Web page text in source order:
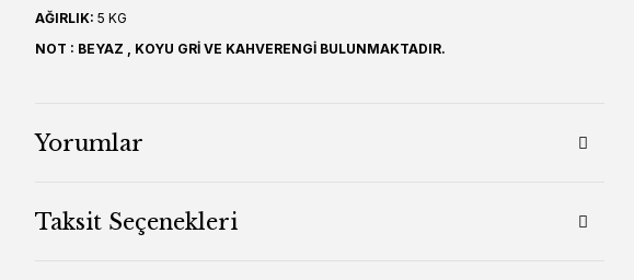
AĞIRLIK: 5 KG
NOT : BEYAZ , KOYU GRİ VE KAHVERENGİ BULUNMAKTADIR.
Yorumlar
Taksit Seçenekleri